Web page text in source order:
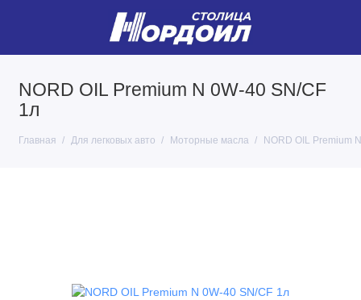
NORD OIL Premium N 0W-40 SN/CF
1л
Главная Для легковых авто Моторные масла NORD OIL Premium